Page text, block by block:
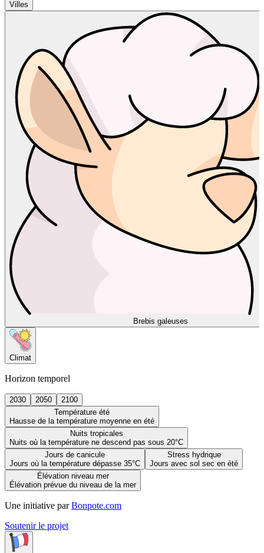
Villes
Brebis galeuses
Climat
Horizon temporel
2030 2050
2100
Température été
Hausse de la température moyenne en été
Nuits tropicales
Nuits où la température ne descend pas sous 20°C
Jours de canicule
Jours où la température dépasse 35°C
Stress hydrique
Jours avec sol sec en été
Élévation niveau mer
Élévation prévue du niveau de la mer
Une initiative par Bonpote.com
Soutenir le projet